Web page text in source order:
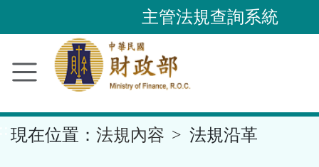
到
要
容
區
主管法規查詢系統
現在位置： 法規內容 法規沿革